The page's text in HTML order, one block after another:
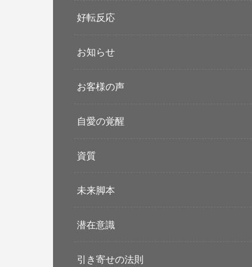
好転反応
お知らせ
お客様の声
自愛の覚醒
資質
未来脚本
潜在意識
引き寄せの法則